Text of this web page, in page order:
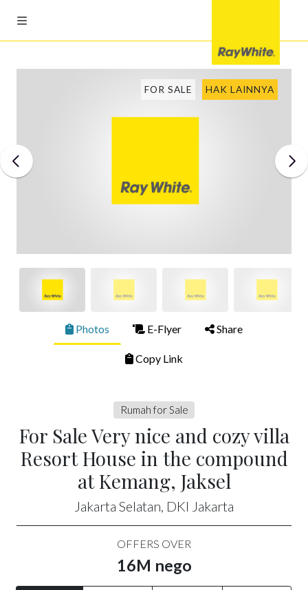
FOR SALE HAK LAINNYA
Photos E-Flyer Share
Copy Link
Rumah for Sale
For Sale Very nice and cozy villa
Resort House in the compound
at Kemang, Jaksel
Jakarta Selatan, DKI Jakarta
OFFERS OVER
16M nego